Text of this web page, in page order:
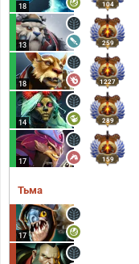
18 104
13 259
18 1227
14 289
17 159
Тьма
17